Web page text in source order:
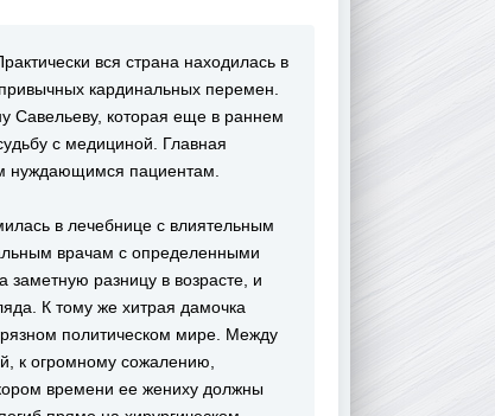
вся страна находилась в
кардинальных перемен.
Савельеву, которая еще в раннем
с медициной. Главная
нуждающимся пациентам.
в лечебнице с влиятельным
врачам с определенными
разницу в возрасте, и
К тому же хитрая дамочка
политическом мире. Между
к огромному сожалению,
времени ее жениху должны